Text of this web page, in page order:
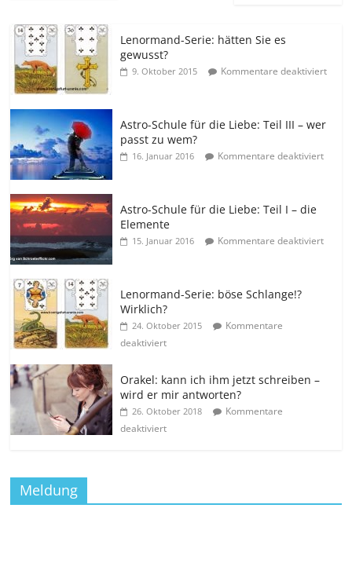
Lenormand-Serie: hätten Sie es
gewusst?
9. Oktober 2015 Kommentare deaktiviert
Astro-Schule für die Liebe: Teil III – wer
passt zu wem?
16. Januar 2016 Kommentare deaktiviert
Astro-Schule für die Liebe: Teil I – die
Elemente
15. Januar 2016 Kommentare deaktiviert
Lenormand-Serie: böse Schlange!?
Wirklich?
24. Oktober 2015
Kommentare
deaktiviert
Orakel: kann ich ihm jetzt schreiben –
wird er mir antworten?
26. Oktober 2018
Kommentare
deaktiviert
Meldung